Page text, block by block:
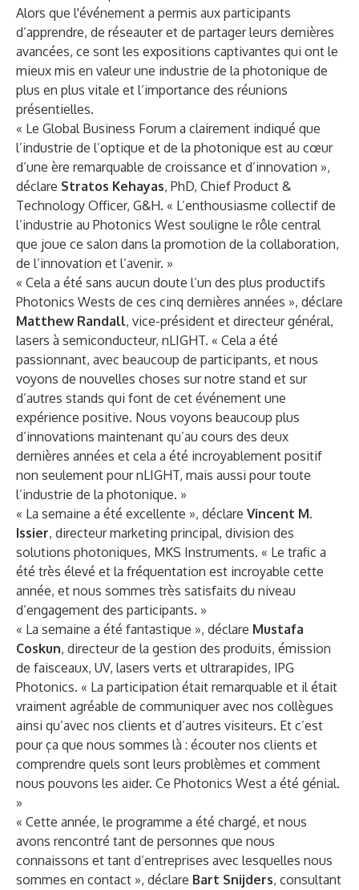
Alors que l'événement a permis aux participants
d’apprendre, de réseauter et de partager leurs dernières
avancées, ce sont les expositions captivantes qui ont le
mieux mis en valeur une industrie de la photonique de
plus en plus vitale et l’importance des réunions
présentielles.
« Le Global Business Forum a clairement indiqué que
l’industrie de l’optique et de la photonique est au cœur
d’une ère remarquable de croissance et d’innovation »,
déclare Stratos Kehayas, PhD, Chief Product &
Technology Officer, G&H. « L’enthousiasme collectif de
l’industrie au Photonics West souligne le rôle central
que joue ce salon dans la promotion de la collaboration,
de l’innovation et l’avenir. »
« Cela a été sans aucun doute l’un des plus productifs
Photonics Wests de ces cinq dernières années », déclare
Matthew Randall, vice-président et directeur général,
lasers à semiconducteur, nLIGHT. « Cela a été
passionnant, avec beaucoup de participants, et nous
voyons de nouvelles choses sur notre stand et sur
d’autres stands qui font de cet événement une
expérience positive. Nous voyons beaucoup plus
d’innovations maintenant qu’au cours des deux
dernières années et cela a été incroyablement positif
non seulement pour nLIGHT, mais aussi pour toute
l’industrie de la photonique. »
« La semaine a été excellente », déclare Vincent M.
Issier, directeur marketing principal, division des
solutions photoniques, MKS Instruments. « Le trafic a
été très élevé et la fréquentation est incroyable cette
année, et nous sommes très satisfaits du niveau
d’engagement des participants. »
« La semaine a été fantastique », déclare Mustafa
Coskun, directeur de la gestion des produits, émission
de faisceaux, UV, lasers verts et ultrarapides, IPG
Photonics. « La participation était remarquable et il était
vraiment agréable de communiquer avec nos collègues
ainsi qu’avec nos clients et d’autres visiteurs. Et c’est
pour ça que nous sommes là : écouter nos clients et
comprendre quels sont leurs problèmes et comment
nous pouvons les aider. Ce Photonics West a été génial.
»
« Cette année, le programme a été chargé, et nous
avons rencontré tant de personnes que nous
connaissons et tant d’entreprises avec lesquelles nous
sommes en contact », déclare Bart Snijders, consultant